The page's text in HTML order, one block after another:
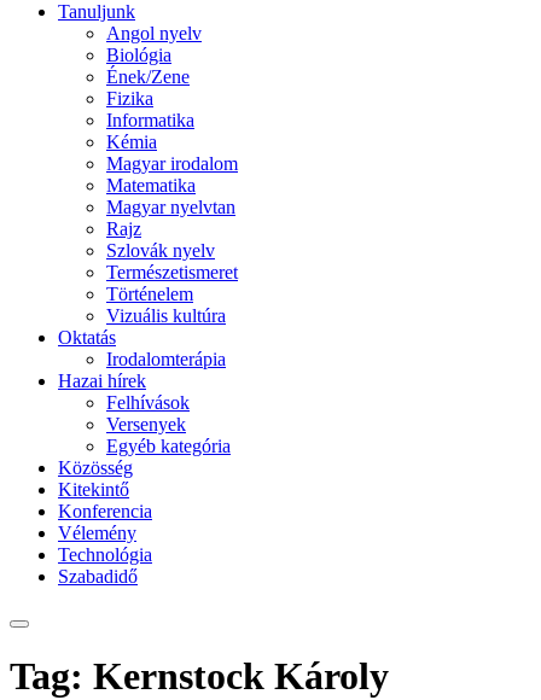
Tanuljunk
Angol nyelv
Biológia
Ének/Zene
Fizika
Informatika
Kémia
Magyar irodalom
Matematika
Magyar nyelvtan
Rajz
Szlovák nyelv
Természetismeret
Történelem
Vizuális kultúra
Oktatás
Irodalomterápia
Hazai hírek
Felhívások
Versenyek
Egyéb kategória
Közösség
Kitekintő
Konferencia
Vélemény
Technológia
Szabadidő
Tag: Kernstock Károly